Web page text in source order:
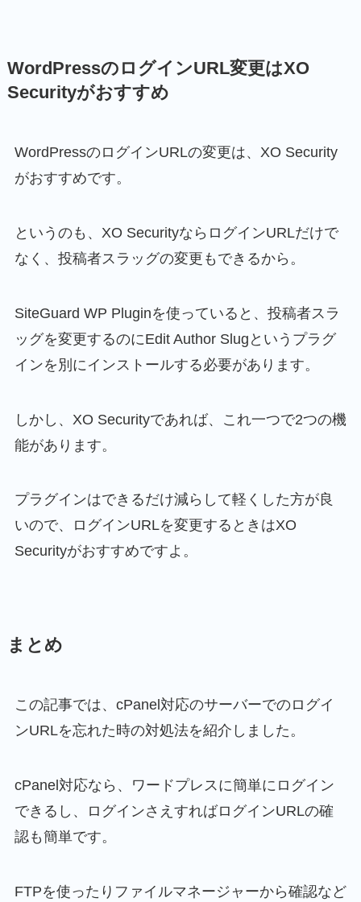
WordPressのログインURL変更はXO
Securityがおすすめ
WordPressのログインURLの変更は、XO Security
がおすすめです。
というのも、XO SecurityならログインURLだけで
なく、投稿者スラッグの変更もできるから。
SiteGuard WP Pluginを使っていると、投稿者スラ
ッグを変更するのにEdit Author Slugというプラグ
インを別にインストールする必要があります。
しかし、XO Securityであれば、これ一つで2つの機
能があります。
プラグインはできるだけ減らして軽くした方が良
いので、ログインURLを変更するときはXO
Securityがおすすめですよ。
まとめ
この記事では、cPanel対応のサーバーでのログイ
ンURLを忘れた時の対処法を紹介しました。
cPanel対応なら、ワードプレスに簡単にログイン
できるし、ログインさえすればログインURLの確
認も簡単です。
FTPを使ったりファイルマネージャーから確認など